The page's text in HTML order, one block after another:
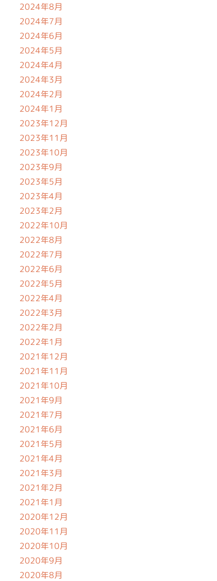
2024年8月
2024年7月
2024年6月
2024年5月
2024年4月
2024年3月
2024年2月
2024年1月
2023年12月
2023年11月
2023年10月
2023年9月
2023年5月
2023年4月
2023年2月
2022年10月
2022年8月
2022年7月
2022年6月
2022年5月
2022年4月
2022年3月
2022年2月
2022年1月
2021年12月
2021年11月
2021年10月
2021年9月
2021年7月
2021年6月
2021年5月
2021年4月
2021年3月
2021年2月
2021年1月
2020年12月
2020年11月
2020年10月
2020年9月
2020年8月